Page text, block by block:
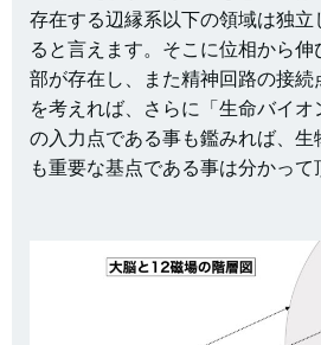
存在する辺縁系以下の領域は独立
ると言えます。そこに位相から伸
部が存在し、また精神回路の接
を考えれば、さらに「生命バイオ
の入力点である事も鑑みれば、
も重要な基点である事は分かって